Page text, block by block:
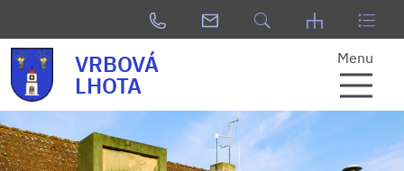
VRBOVÁ
LHOTA
Menu